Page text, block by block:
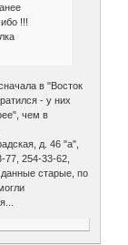
!!!
в "Восток
- у них
чем в
д. 46 "а",
77, 254-33-62,
старые, по